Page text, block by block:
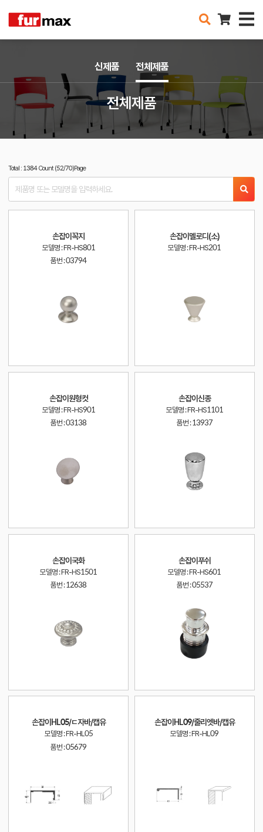
전체제품
신제품 전체제품
Total : 1384 Count (52/70)Page
손잡이꼭지
모델명 : FR-HS801
품번 :03794
손잡이멜로디(소)
모델명 : FR-HS201
손잡이원형컷
모델명 : FR-HS901
품번 :03138
손잡이신종
모델명 : FR-HS1101
품번 :13937
손잡이국화
모델명 : FR-HS1501
품번 :12638
손잡이푸쉬
모델명 : FR-HS601
품번 :05537
손잡이HL05/ㄷ자바/캡유
모델명 : FR-HL05
품번 :05679
손잡이HL09/줄리엣바/캡유
모델명 : FR-HL09